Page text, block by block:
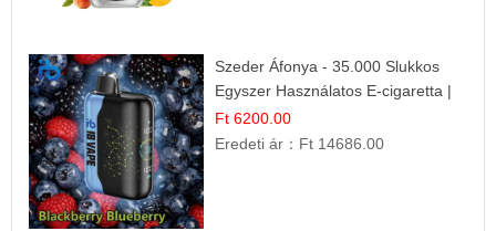
Szeder Áfonya - 35.000 Slukkos
Egyszer Használatos E-cigaretta |
Prémium Ízélmény
Ft 6200.00
Eredeti ár： Ft 14686.00